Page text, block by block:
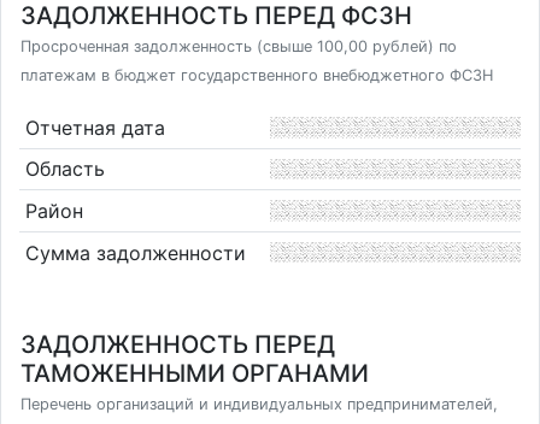
ЗАДОЛЖЕННОСТЬ ПЕРЕД ФСЗН
Просроченная задолженность (свыше 100,00 рублей) по
платежам в бюджет государственного внебюджетного ФСЗН
Отчетная дата
Область
Район
Сумма задолженности
ЗАДОЛЖЕННОСТЬ ПЕРЕД
ТАМОЖЕННЫМИ ОРГАНАМИ
Перечень организаций и индивидуальных предпринимателей,